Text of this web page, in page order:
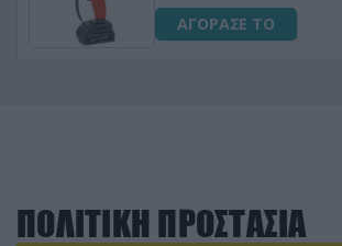
ΑΓΟΡΑΣΕ ΤΟ
ΠΟΛΙΤΙΚΗ ΠΡΟΣΤΑΣΙΑ